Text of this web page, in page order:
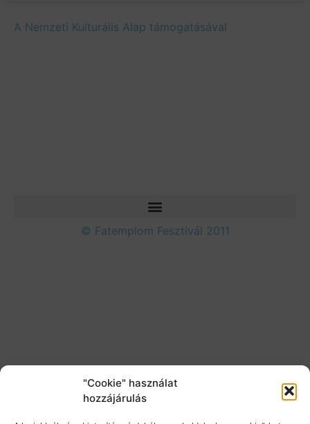
"Cookie" használat
hozzájárulás
A Nemzeti Kulturális Alap támogatásával
© Fatemplom Fesztivál 2011